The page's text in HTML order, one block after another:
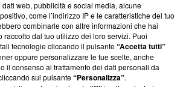
Inoltre, afferma la nostra aderenza a
with Integrity’Blasting News non è
programma, ma ha richiesto di farne
non ha ancora effettuato una verifica di
web, pubblicità e social media, alcune
come l’indirizzo IP e le caratteristiche del tuo
combinarle con altre informazioni che hai
raccolto dal tuo utilizzo dei loro servizi. Puoi
tecnologie cliccando il pulsante“Accetta tutti”
oppure personalizzare le tue scelte, anche
il consenso al trattamento dei dati personali da
sul pulsante“Personalizza”.